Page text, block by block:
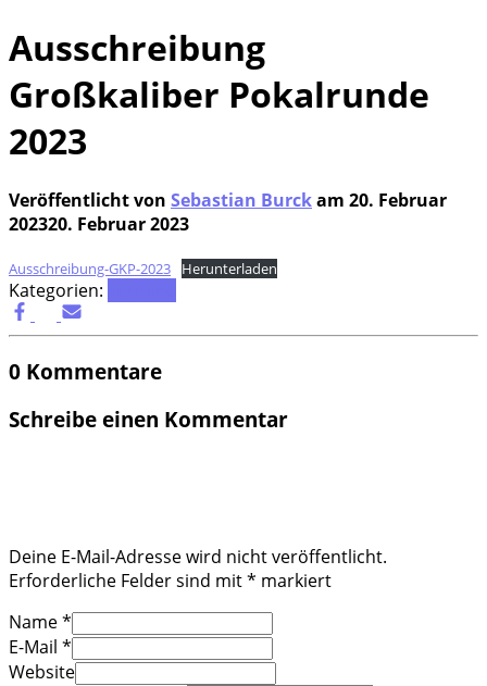
Ausschreibung
Großkaliber Pokalrunde
2023
Veröffentlicht von Sebastian Burckam 20. Februar
202320. Februar 2023
Aus­schrei­bung-GKP-2023 Her­un­ter­la­den
Kategorien:
0 Kommentare
Schreibe einen Kommentar
Deine E-Mail-Adresse wird nicht veröffentlicht.
Erforderliche Felder sind mit* markiert
Name*
E-Mail *
Website